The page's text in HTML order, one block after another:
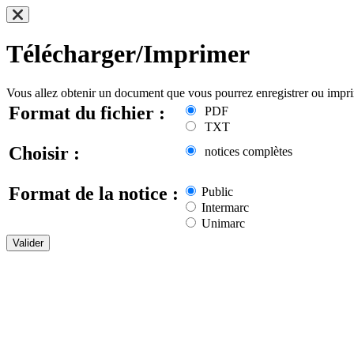
Télécharger/Imprimer
Vous allez obtenir un document que vous pourrez enregistrer ou
Format du fichier :
PDF
TXT
Choisir : notices complètes
Format de la notice :
Public
Intermarc
Unimarc